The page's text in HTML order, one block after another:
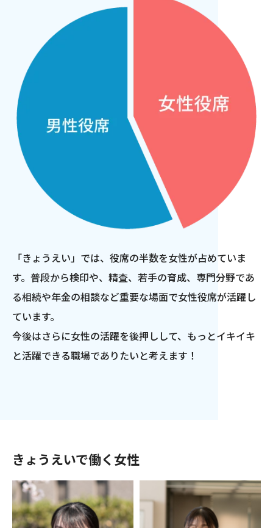
「きょうえい」では、役席の半数を女性が占めていま
す。普段から検印や、精査、若手の育成、専門分野であ
る相続や年金の相談など重要な場面で女性役席が活躍し
ています。
今後はさらに女性の活躍を後押しして、もっとイキイキ
と活躍できる職場でありたいと考えます！
きょうえいで働く女性